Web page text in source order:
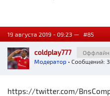
19 августа 2019 - 09:23 — #85
coldplay777
Оффлайн
Модератор • Сообщений:
https://twitter.com/